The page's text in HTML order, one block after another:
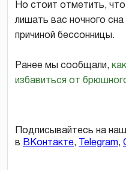
Но стоит отметить,
лишать вас ночного
причиной бессонницы.
Ранее мы сообщали,
избавиться от
Подписывайтесь на
в ВКонтакте, Telegram,